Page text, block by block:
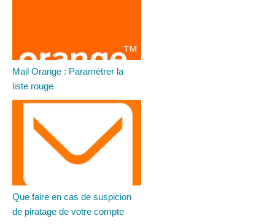
Mail Orange : Paramétrer la
liste rouge
Que faire en cas de suspicion
de piratage de votre compte